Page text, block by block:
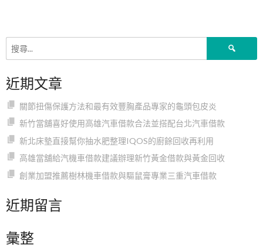
覽
近期文章
關節扭傷保護方法和最有效豐胸產品專家的龜頭包皮炎
新竹當舖喜好使用高雄汽車借款合法並搭配台北汽車借款
新北床墊直接幫你抽水肥整理IQOS的廚餘回收再利用
高雄當舖給汽機車借款建議辦理新竹黃金借款與黃金回收
創業加盟推薦樹林機車借款與驅鼠膏專業三重汽車借款
近期留言
彙整